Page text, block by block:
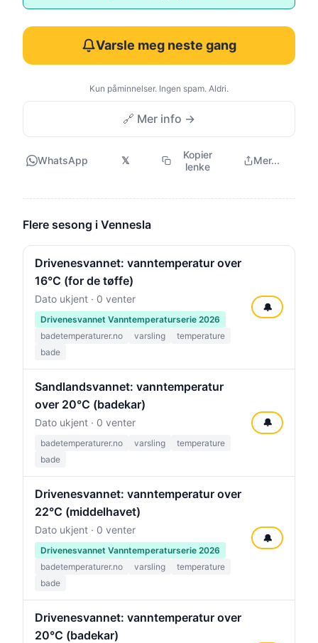
Varsle meg neste gang
Kun påminnelser. Ingen spam. Aldri.
🔗 Mer info →
WhatsApp 𝕏
Kopier
lenke
Mer...
Flere sesong i Vennesla
Drivenesvannet: vanntemperatur over
16°C (for de tøffe)
Dato ukjent · 0 venter
Drivenesvannet Vanntemperaturserie 2026
badetemperaturer.no
varsling
temperature
bade
🔔
Sandlandsvannet: vanntemperatur
over 20°C (badekar)
Dato ukjent · 0 venter
badetemperaturer.no varsling
temperature
bade
🔔
Drivenesvannet: vanntemperatur over
22°C (middelhavet)
Dato ukjent · 0 venter
Drivenesvannet Vanntemperaturserie 2026
badetemperaturer.no
varsling
temperature
bade
🔔
Drivenesvannet: vanntemperatur over
20°C (badekar)